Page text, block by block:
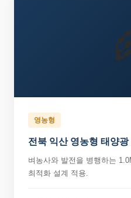
영농형
전북 익산 영농형 태양광
벼농사와 발전을 병행하는
최적화 설계 적용.